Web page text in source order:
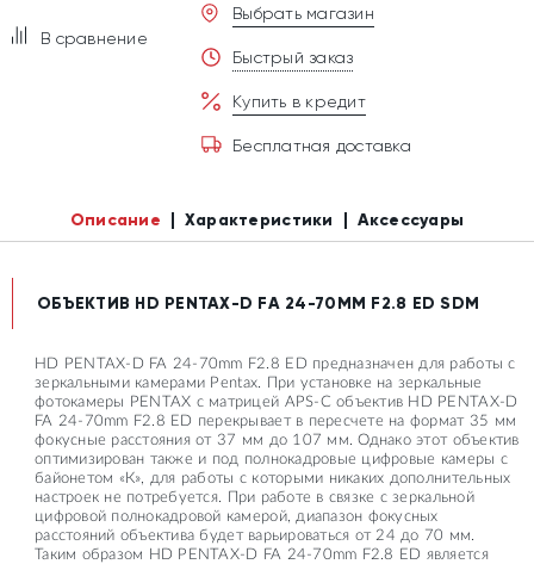
В сравнение
Выбрать магазин
Быстрый заказ
Купить в кредит
Бесплатная доставка
Описание Характеристики Аксессуары
ОБЪЕКТИВ HD PENTAX-D FA 24-70MM F2.8 ED SDM
HD PENTAX-D FA 24-70mm F2.8 ED предназначен для работы с
зеркальными камерами Pentax. При установке на зеркальные
фотокамеры PENTAX с матрицей APS-C объектив HD PENTAX-D
FA 24-70mm F2.8 ED перекрывает в пересчете на формат 35 мм
фокусные расстояния от 37 мм до 107 мм. Однако этот объектив
оптимизирован также и под полнокадровые цифровые камеры с
байонетом «К», для работы с которыми никаких дополнительных
настроек не потребуется. При работе в связке с зеркальной
цифровой полнокадровой камерой, диапазон фокусных
расстояний объектива будет варьироваться от 24 до 70 мм.
Таким образом HD PENTAX-D FA 24-70mm F2.8 ED является